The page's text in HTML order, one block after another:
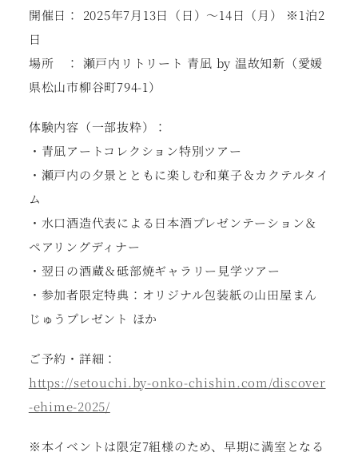
開催日： 2025年7月13日（日）〜14日（月） ※1泊2
日
場所 ： 瀬戸内リトリート 青凪 by 温故知新（愛媛
県松山市柳谷町794-1）
体験内容（一部抜粋）：
・青凪アートコレクション特別ツアー
・瀬戸内の夕景とともに楽しむ和菓子＆カクテルタイ
ム
・水口酒造代表による日本酒プレゼンテーション＆
ペアリングディナー
・翌日の酒蔵＆砥部焼ギャラリー見学ツアー
・参加者限定特典：オリジナル包装紙の山田屋まん
じゅうプレゼント ほか
ご予約・詳細：
https://setouchi.by-onko-chishin.com/discover
-ehime-2025/
※本イベントは限定7組様のため、早期に満室となる